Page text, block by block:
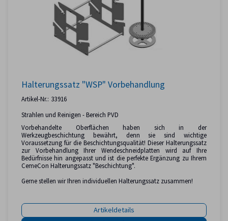
Halterungssatz "WSP" Vorbehandlung
Artikel-Nr.: 33916
Strahlen und Reinigen - Bereich PVD
Vorbehandelte Oberflächen haben sich in der
Werkzeugbeschichtung bewährt, denn sie sind wichtige
Voraussetzung für die Beschichtungsqualität! Dieser Halterungssatz
zur Vorbehandlung Ihrer Wendeschneidplatten wird auf Ihre
Bedürfnisse hin angepasst und ist die perfekte Ergänzung zu Ihrem
CemeCon Halterungssatz "Beschichtung".
Gerne stellen wir Ihren individuellen Halterungssatz zusammen!
Artikeldetails